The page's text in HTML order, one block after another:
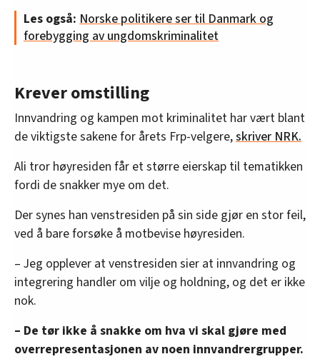
Les også: Norske politikere ser til Danmark og
forebygging av ungdomskriminalitet
Krever omstilling
Innvandring og kampen mot kriminalitet har vært blant
de viktigste sakene for årets Frp-velgere,skriver NRK.
Ali tror høyresiden får et større eierskap til tematikken
fordi de snakker mye om det.
Der synes han venstresiden på sin side gjør en stor feil,
ved å bare forsøke å motbevise høyresiden.
– Jeg opplever at venstresiden sier at innvandring og
integrering handler om vilje og holdning, og det er ikke
nok.
– De tør ikke å snakke om hva vi skal gjøre med
overrepresentasjonen av noen innvandrergrupper.